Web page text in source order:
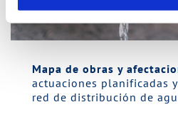
Mapa de obras y
actuaciones planificadas
red de distribución de